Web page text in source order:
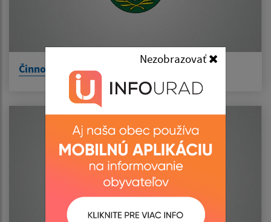
Nezobrazovať
Činnosť a služby